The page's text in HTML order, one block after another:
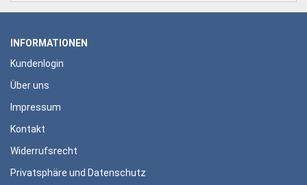
INFORMATIONEN
Kundenlogin
Über uns
Impressum
Kontakt
Widerrufsrecht
Privatsphäre und Datenschutz